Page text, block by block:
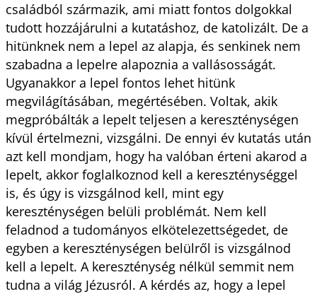
családból származik, ami miatt fontos dolgokkal
tudott hozzájárulni a kutatáshoz, de katolizált. De a
hitünknek nem a lepel az alapja, és senkinek nem
szabadna a lepelre alapoznia a vallásosságát.
Ugyanakkor a lepel fontos lehet hitünk
megvilágításában, megértésében. Voltak, akik
megpróbálták a lepelt teljesen a kereszténységen
kívül értelmezni, vizsgálni. De ennyi év kutatás után
azt kell mondjam, hogy ha valóban érteni akarod a
lepelt, akkor foglalkoznod kell a kereszténységgel
is, és úgy is vizsgálnod kell, mint egy
kereszténységen belüli problémát. Nem kell
feladnod a tudományos elkötelezettségedet, de
egyben a kereszténységen belülről is vizsgálnod
kell a lepelt. A kereszténység nélkül semmit nem
tudna a világ Jézusról. A kérdés az, hogy a lepel